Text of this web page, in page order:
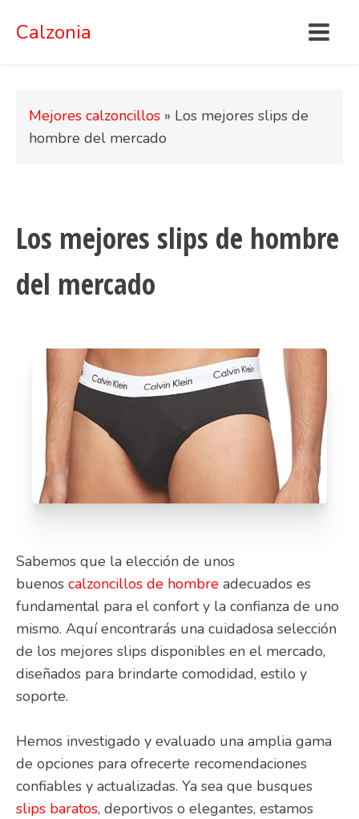
Calzonia
Mejores calzoncillos » Los mejores slips de
hombre del mercado
Los mejores slips de hombre
del mercado
Sabemos que la elección de unos
buenos calzoncillos de hombre adecuados es
fundamental para el confort y la confianza de uno
mismo. Aquí encontrarás una cuidadosa selección
de los mejores slips disponibles en el mercado,
diseñados para brindarte comodidad, estilo y
soporte.
Hemos investigado y evaluado una amplia gama
de opciones para ofrecerte recomendaciones
confiables y actualizadas. Ya sea que busques
slips baratos, deportivos o elegantes, estamos